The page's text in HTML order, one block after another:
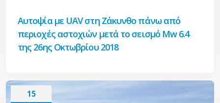
Αυτοψία με UAV στη Ζάκυνθο πάνω από
περιοχές αστοχιών μετά το σεισμό Μw 6.4
της 26ης Οκτωβρίου 2018
15